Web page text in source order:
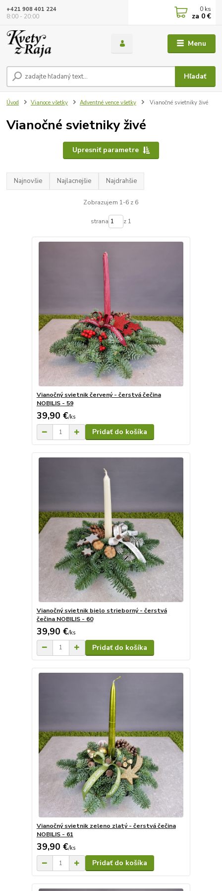
Menu
Hľadať
+421 908 401 224
8:00 - 20:00
0 ks
za 0 €
Úvod Vianoce všetky Adventné vence všetky Vianočné svietniky živé
Vianočné svietniky živé
Upresniť parametre
Najnovšie Najlacnejšie Najdrahšie
Zobrazujem 1-6 z 6
strana z 1
Vianočný svietnik červený - čerstvá čečina
NOBILIS - 59
39,90 €/ks
Pridať do košíka
Vianočný svietnik bielo strieborný - čerstvá
čečina NOBILIS - 60
39,90 €/ks
Pridať do košíka
Vianočný svietnik zeleno zlatý - čerstvá čečina
NOBILIS - 61
39,90 €/ks
Pridať do košíka